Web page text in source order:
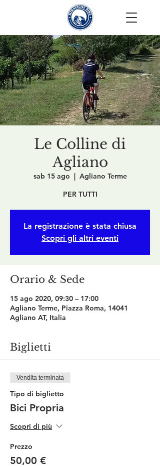
Le Colline di
Agliano
sab 15 ago
  |
Agliano Terme
PER TUTTI
La registrazione è stata chiusa
Scopri gli altri eventi
Orario & Sede
15 ago 2020, 09:30 – 17:00
Agliano Terme, Piazza Roma, 14041
Agliano AT, Italia
Biglietti
Vendita terminata
Tipo di biglietto
Bici Propria
Scopri di più
Prezzo
50,00 €